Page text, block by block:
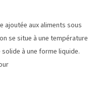
ajoutée aux aliments sous
se situe à une température
à une forme liquide.